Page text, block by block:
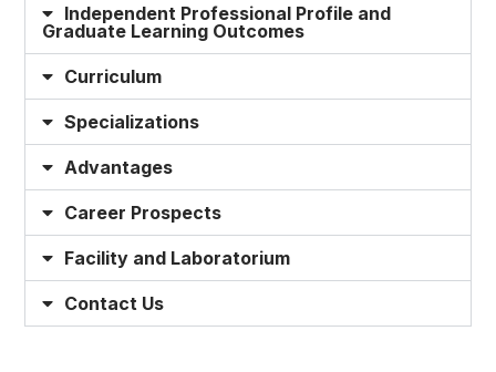
Independent Professional Profile and
Graduate Learning Outcomes
Curriculum
Specializations
Advantages
Career Prospects
Facility and Laboratorium
Contact Us